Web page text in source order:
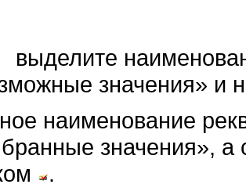
значения» и
наименование
значения», а
.